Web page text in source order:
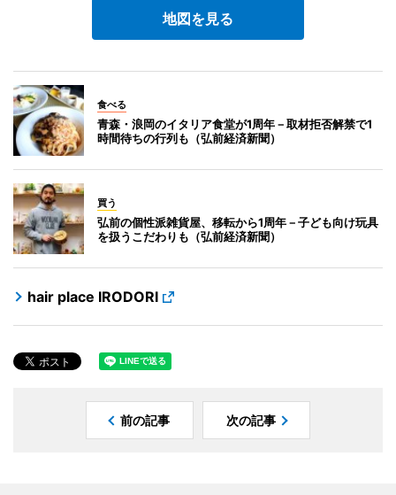
地図を見る
食べる
青森・浪岡のイタリア食堂が1周年－取材拒否解禁で1
時間待ちの行列も（弘前経済新聞）
買う
弘前の個性派雑貨屋、移転から1周年－子ども向け玩具
を扱うこだわりも（弘前経済新聞）
hair place IRODORI
前の記事 次の記事